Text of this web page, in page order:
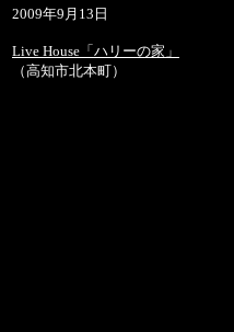
2009年9月13日
Live House「ハリーの家」
（高知市北本町）